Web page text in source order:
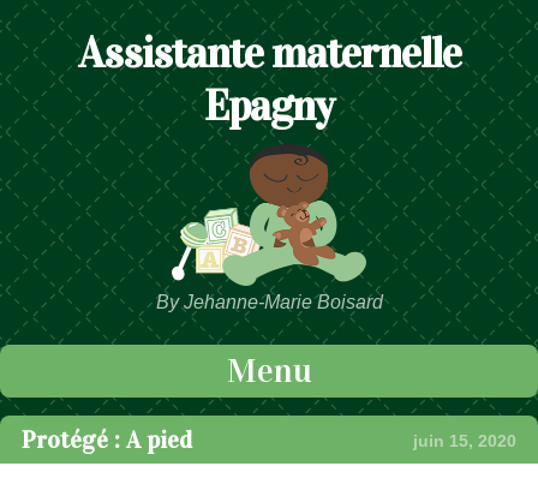
Assistante maternelle
Epagny
By Jehanne-Marie Boisard
Menu
Passer au contenu
Protégé : A pied juin 15, 2020